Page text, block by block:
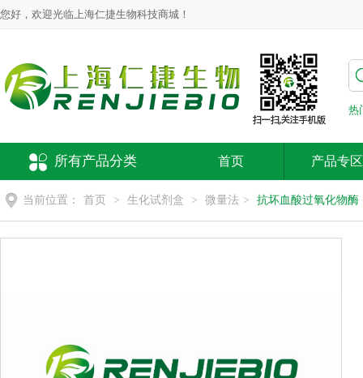
您好，欢迎光临上海仁捷生物科技商城！
热
所有产品分类 首页 产品专区
当前位置： 首页 > 生化试剂盒 > 微量法 > 抗坏血酸过氧化物